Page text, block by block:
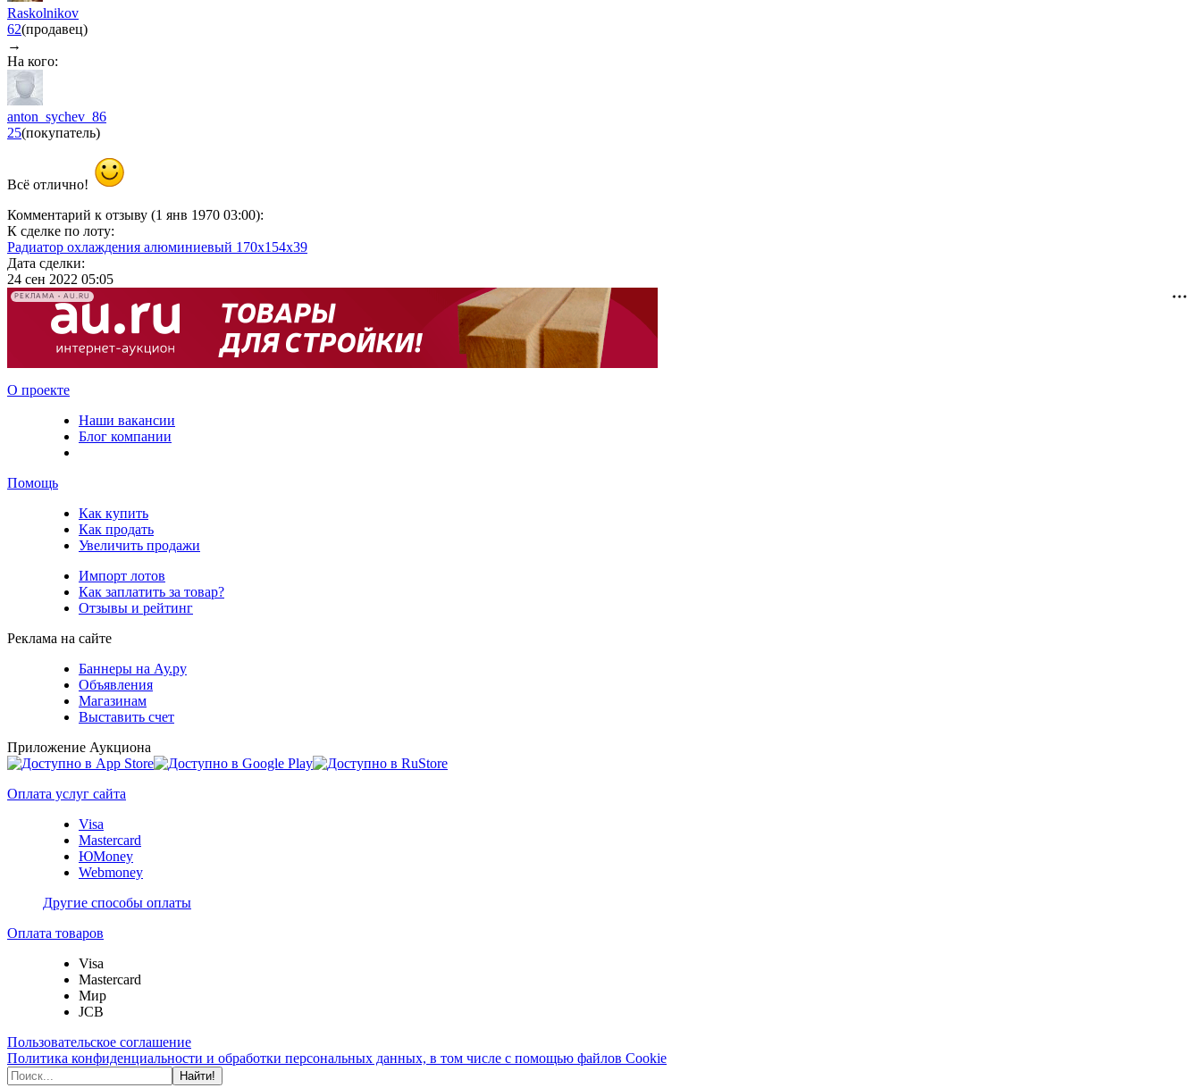
Raskolnikov
62(продавец)
→
На кого:
anton_sychev_86
25(покупатель)
Всё отлично!
Комментарий к отзыву (1 янв 1970 03:00):
К сделке по лоту:
Радиатор охлаждения алюминиевый 170х154х39
Дата сделки:
24 сен 2022 05:05
РЕКЛАМА • AU.RU
О проекте
Наши вакансии
Блог компании
Помощь
Как купить
Как продать
Увеличить продажи
Импорт лотов
Как заплатить за товар?
Отзывы и рейтинг
Реклама на сайте
Баннеры на Ау.ру
Объявления
Магазинам
Выставить счет
Приложение Аукциона
Оплата услуг сайта
Visa
Mastercard
ЮMoney
Webmoney
Другие способы оплаты
Оплата товаров
Visa
Mastercard
Мир
JCB
Пользовательское соглашение
Политика конфиденциальности и обработки персональных данных, в том числе с помощью файлов Cookie
Найти!